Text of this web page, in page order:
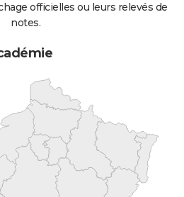
officielles ou leurs relevés de
notes.